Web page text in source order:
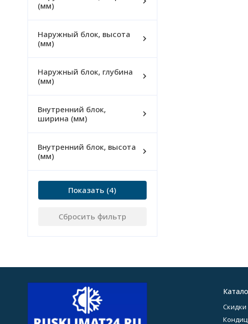
(мм)
Наружный блок, высота
(мм)
Наружный блок, глубина
(мм)
Внутренний блок,
ширина (мм)
Внутренний блок, высота
(мм)
Показать
Сбросить фильтр
Скидки